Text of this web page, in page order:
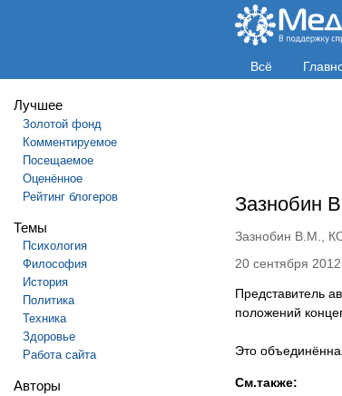
Всё
Лучшее
Золотой фонд
Комментируемое
Посещаемое
Оценённое
Рейтинг блогеров
Темы
Психология
Философия
История
Политика
Техника
Здоровье
Работа сайта
Авторы
Зазнобин
Зазнобин В.М.
20 сентября
Представитель
положений
Это
См.также: